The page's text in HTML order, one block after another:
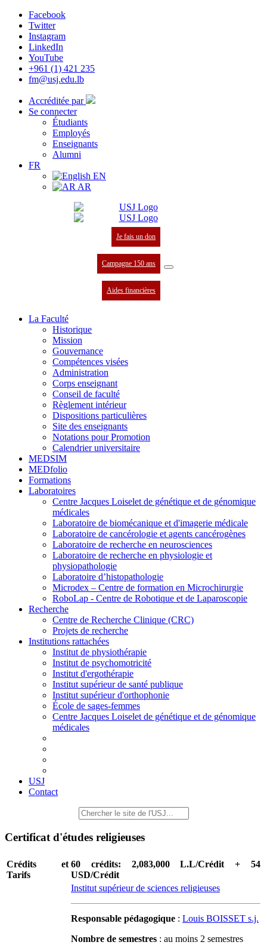
Facebook
Twitter
Instagram
LinkedIn
YouTube
+961 (1) 421 235
fm@usj.edu.lb
Accréditée par
Se connecter
Étudiants
Employés
Enseignants
Alumni
FR
EN
AR
Je fais un don
Campagne 150 ans
Aides financières
La Faculté
Historique
Mission
Gouvernance
Compétences visées
Administration
Corps enseignant
Conseil de faculté
Règlement intérieur
Dispositions particulières
Site des enseignants
Notations pour Promotion
Calendrier universitaire
MEDSIM
MEDfolio
Formations
Laboratoires
Centre Jacques Loiselet de génétique et de génomique
médicales
Laboratoire de biomécanique et d'imagerie médicale
Laboratoire de cancérologie et agents cancérogènes
Laboratoire de recherche en neurosciences
Laboratoire de recherche en physiologie et
physiopathologie
Laboratoire d’histopathologie
Microdex – Centre de formation en Microchirurgie
RoboLap - Centre de Robotique et de Laparoscopie
Recherche
Centre de Recherche Clinique (CRC)
Projets de recherche
Institutions rattachées
Institut de physiothérapie
Institut de psychomotricité
Institut d'ergothérapie
Institut supérieur de santé publique
Institut supérieur d'orthophonie
École de sages-femmes
Centre Jacques Loiselet de génétique et de génomique
médicales
USJ
Contact
Certificat d'études religieuses
Crédits et
Tarifs
60 crédits: 2,083,000 L.L/Crédit + 54
USD/Crédit
Institut supérieur de sciences religieuses
Responsable pédagogique : Louis BOISSET s.j.
Nombre de semestres : au moins 2 semestres